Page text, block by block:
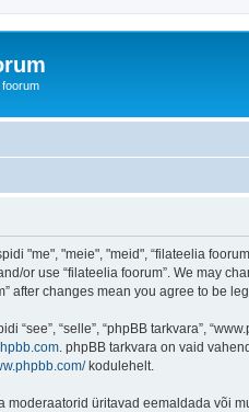
foorum
"me", "meie", "meid", “filateelia
or use “filateelia foorum”. We may
after changes mean you agree to be
“selle”, “phpBB tarkvara”,
. phpBB tarkvara on vaid
kodulehelt.
moderaatorid üritavad eemaldada või